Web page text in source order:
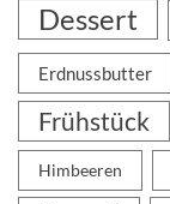
Dessert
Erdnussbutter
Frühstück
Himbeeren